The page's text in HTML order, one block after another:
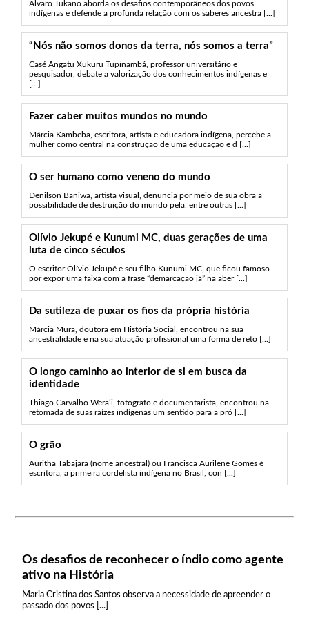
Álvaro Tukano aborda os desafios contemporâneos dos povos
indígenas e defende a profunda relação com os saberes ancestra [...]
“Nós não somos donos da terra, nós somos a terra”
Casé Angatu Xukuru Tupinambá, professor universitário e
pesquisador, debate a valorização dos conhecimentos indígenas e
[...]
Fazer caber muitos mundos no mundo
Márcia Kambeba, escritora, artista e educadora indígena, percebe a
mulher como central na construção de uma educação e d [...]
O ser humano como veneno do mundo
Denilson Baniwa, artista visual, denuncia por meio de sua obra a
possibilidade de destruição do mundo pela, entre outras [...]
Olívio Jekupé e Kunumi MC, duas gerações de uma
luta de cinco séculos
O escritor Olívio Jekupé e seu filho Kunumi MC, que ficou famoso
por expor uma faixa com a frase “demarcação já” na aber [...]
Da sutileza de puxar os fios da própria história
Márcia Mura, doutora em História Social, encontrou na sua
ancestralidade e na sua atuação profissional uma forma de reto [...]
O longo caminho ao interior de si em busca da
identidade
Thiago Carvalho Wera’i, fotógrafo e documentarista, encontrou na
retomada de suas raízes indígenas um sentido para a pró [...]
O grão
Auritha Tabajara (nome ancestral) ou Francisca Aurilene Gomes é
escritora, a primeira cordelista indígena no Brasil, con [...]
Os desafios de reconhecer o índio como agente
ativo na História
Maria Cristina dos Santos observa a necessidade de apreender o
passado dos povos [...]